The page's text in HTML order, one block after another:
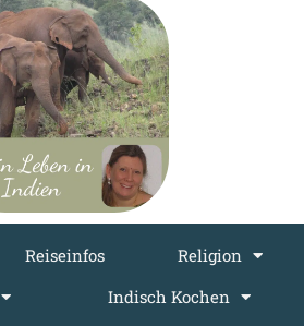
Reiseinfos
Religion
Indisch Kochen